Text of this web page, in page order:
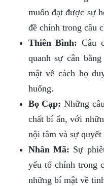
muốn đạt được sự
đề chính trong câu
Thiên Bình: Câu
quanh sự cân
mật về cách họ
huống.
Bọ Cạp: Những
chất bí ẩn, với
nội tâm và sự quyết
Nhân Mã: Sự
yếu tố chính trong
những bí mật về